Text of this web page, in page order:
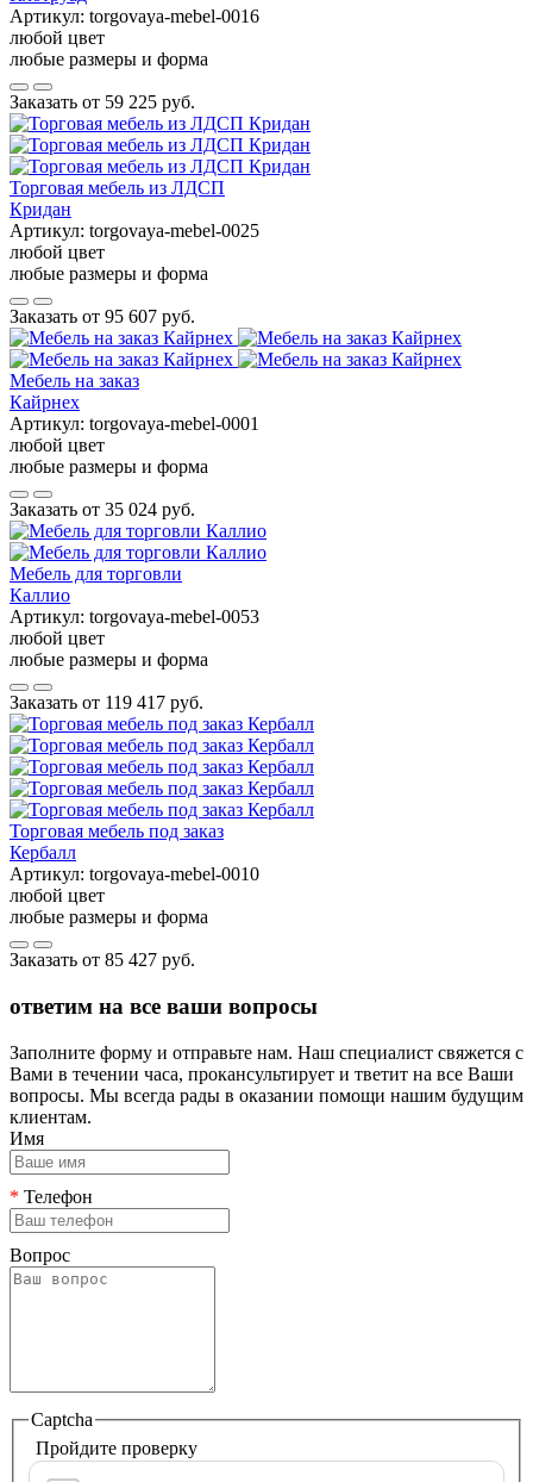
Артикул: torgovaya-mebel-0016
любой цвет
любые размеры и форма
Заказать от 59 225 руб.
Торговая мебель из ЛДСП
Кридан
Артикул: torgovaya-mebel-0025
любой цвет
любые размеры и форма
Заказать от 95 607 руб.
Мебель на заказ
Кайрнех
Артикул: torgovaya-mebel-0001
любой цвет
любые размеры и форма
Заказать от 35 024 руб.
Мебель для торговли
Каллио
Артикул: torgovaya-mebel-0053
любой цвет
любые размеры и форма
Заказать от 119 417 руб.
Торговая мебель под заказ
Кербалл
Артикул: torgovaya-mebel-0010
любой цвет
любые размеры и форма
Заказать от 85 427 руб.
ответим на все ваши вопросы
Заполните форму и отправьте нам. Наш специалист свяжется с
Вами в течении часа, прокансультирует и тветит на все Ваши
вопросы. Мы всегда рады в оказании помощи нашим будущим
клиентам.
Имя
* Телефон
Вопрос
Captcha
Пройдите проверку